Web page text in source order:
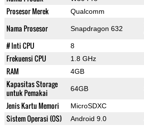
Prosesor Merek Qualcomm
Nama Prosesor Snapdragon 632
# Inti CPU 8
Frekuensi CPU 1.8 GHz
RAM 4GB
Kapasitas Storage
untuk Pemakai
64GB
Jenis Kartu Memori MicroSDXC
Sistem Operasi (OS) Android 9.0